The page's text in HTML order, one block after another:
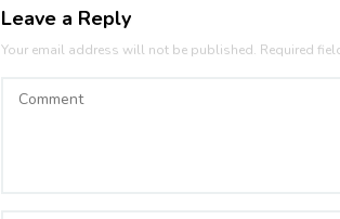
Leave a Reply
Your email address will not be published. Required